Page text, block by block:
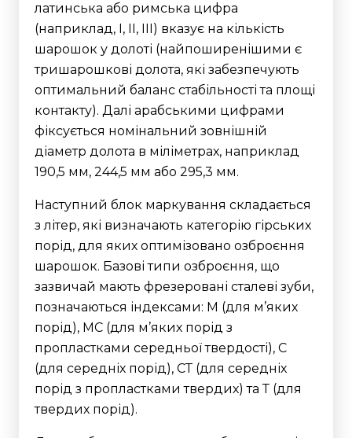
латинська або римська цифра
(наприклад, І, ІІ, ІІІ) вказує на кількість
шарошок у долоті (найпоширенішими є
тришарошкові долота, які забезпечують
оптимальний баланс стабільності та площі
контакту). Далі арабськими цифрами
фіксується номінальний зовнішній
діаметр долота в міліметрах, наприклад
190,5 мм, 244,5 мм або 295,3 мм.
Наступний блок маркування складається
з літер, які визначають категорію гірських
порід, для яких оптимізовано озброєння
шарошок. Базові типи озброєння, що
зазвичай мають фрезеровані сталеві зуби,
позначаються індексами: М (для м’яких
порід), МС (для м’яких порід з
пропластками середньої твердості), С
(для середніх порід), СТ (для середніх
порід з пропластками твердих) та Т (для
твердих порід).